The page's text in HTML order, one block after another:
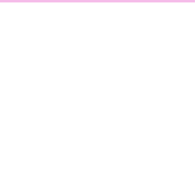
Account postet sie immer wieder